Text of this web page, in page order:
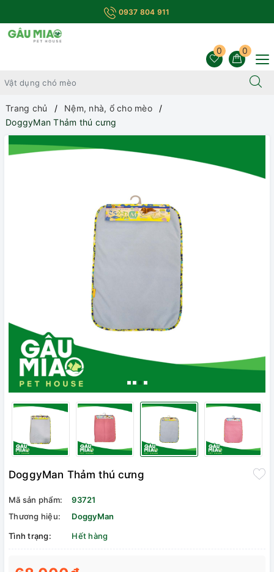
0937 804 911
0
0
Trang chủ
Nệm, nhà, ổ cho mèo
DoggyMan Thảm thú cưng
DoggyMan Thảm thú cưng
Mã sản phẩm:
93721
Thương hiệu:
DoggyMan
Tình trạng:
Hết hàng